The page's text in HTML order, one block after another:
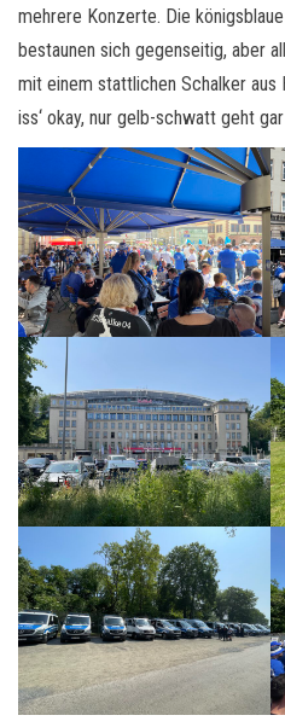
mehrere Konzerte. Die
bestaunen sich gegenseitig, aber
mit einem stattlichen Schalker aus
iss‘ okay, nur gelb-schwatt geht gar